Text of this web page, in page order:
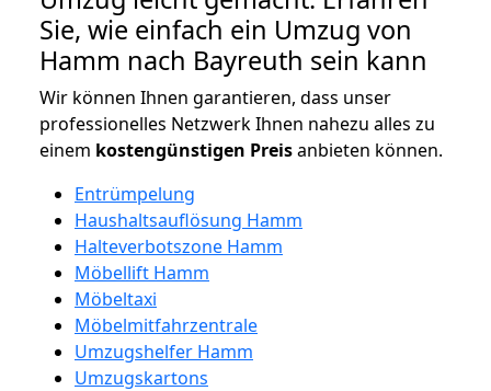
Sie, wie einfach ein Umzug von
Hamm nach Bayreuth sein kann
Wir können Ihnen garantieren, dass unser
professionelles Netzwerk Ihnen nahezu alles zu
einem kostengünstigen Preisanbieten können.
Entrümpelung
Haushaltsauflösung Hamm
Halteverbotszone Hamm
Möbellift Hamm
Möbeltaxi
Möbelmitfahrzentrale
Umzugshelfer Hamm
Umzugskartons